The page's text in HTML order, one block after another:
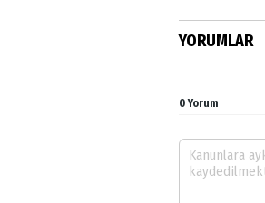
YORUMLAR
0 Yorum